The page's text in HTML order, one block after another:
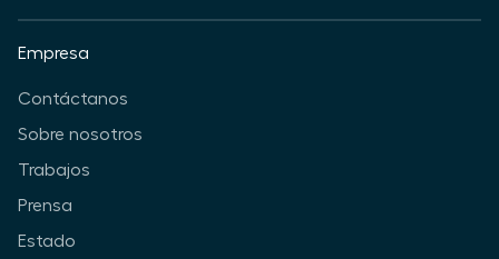
Empresa
Contáctanos
Sobre nosotros
Trabajos
Prensa
Estado